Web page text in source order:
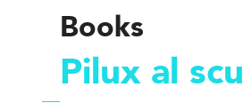
Books
Pilux al